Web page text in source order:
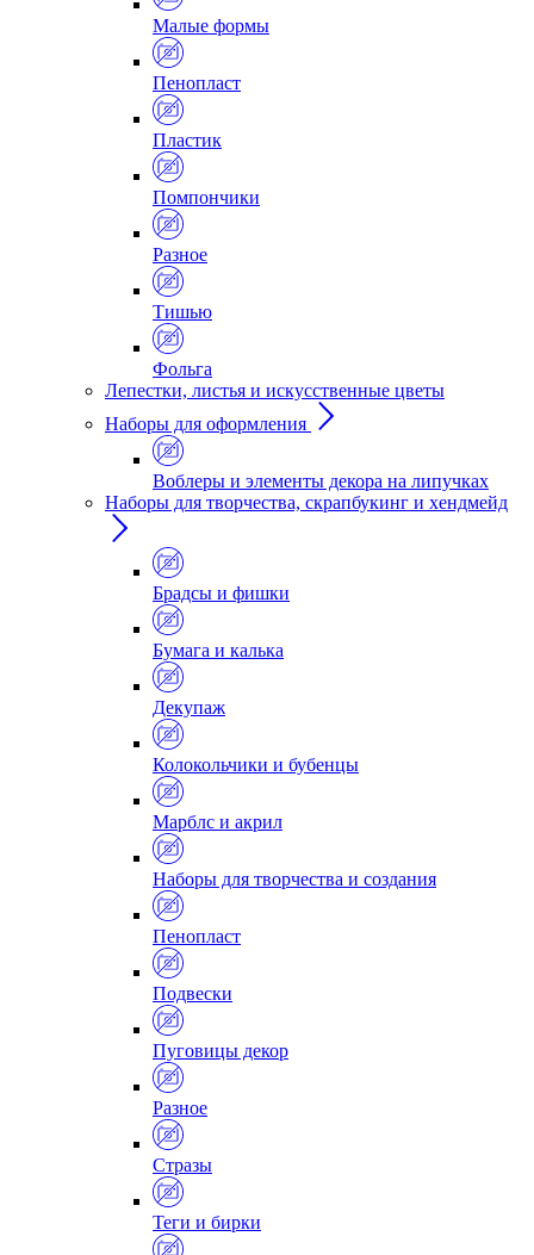
Малые формы
Пенопласт
Пластик
Помпончики
Разное
Тишью
Фольга
Лепестки, листья и искусственные цветы
Наборы для оформления
Воблеры и элементы декора на липучках
Наборы для творчества, скрапбукинг и хендмейд
Брадсы и фишки
Бумага и калька
Декупаж
Колокольчики и бубенцы
Марблс и акрил
Наборы для творчества и создания
Пенопласт
Подвески
Пуговицы декор
Разное
Стразы
Теги и бирки